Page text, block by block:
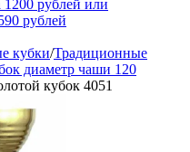
1200 рублей или
рублей
кубки/Традиционные
диаметр чаши 120
кубок 4051